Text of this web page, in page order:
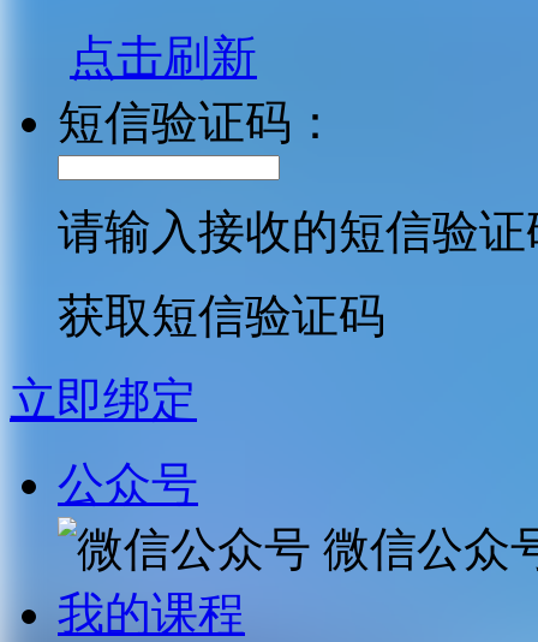
点击刷新
短信验证码：
请输入接收的短信验证
获取短信验证码
立即绑定
公众号
微信公众
我的课程